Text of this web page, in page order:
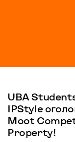
UBA
IPStyle
Moot
Property!